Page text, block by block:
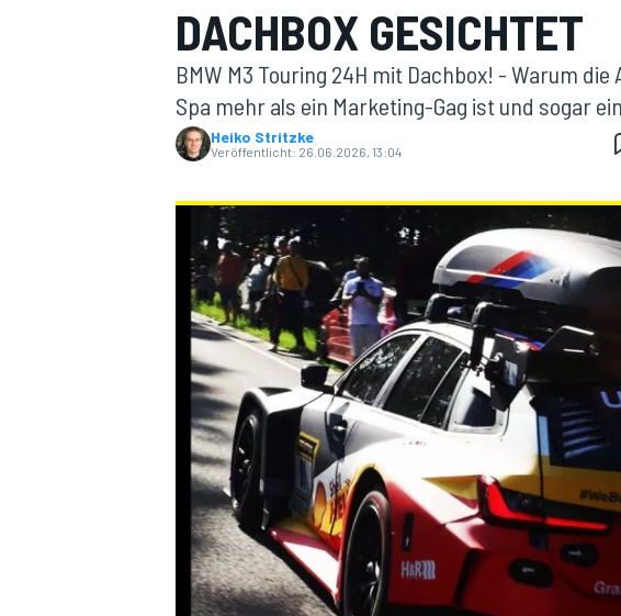
MOTOGP
DACHBOX GESICHTET
BMW M3 Touring 24H mit Dachbox! - Warum
Spa mehr als ein Marketing-Gag ist und sogar
Heiko Stritzke
Veröffentlicht: 26.06.2026, 13:04